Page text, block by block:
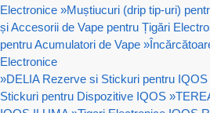
Electronice »Muștiucuri (drip tip-uri)
și Accesorii de Vape pentru Țigări
pentru Acumulatori de Vape »
Electronice
»DELIA Rezerve si Stickuri pentru
Stickuri pentru Dispozitive IQOS »